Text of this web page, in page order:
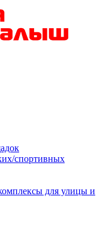
спортивных
для улицы и